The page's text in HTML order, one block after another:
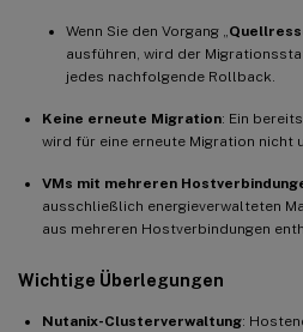
Wenn Sie den Vorgang „
ausführen, wird der
jedes nachfolgende Rollback.
Keine erneute Migration: Ein
wird für eine erneute Migration nicht
VMs mit mehreren
ausschließlich energieverwalteten
aus mehreren Hostverbindungen
Wichtige Überlegungen
Nutanix-Clusterverwaltung: